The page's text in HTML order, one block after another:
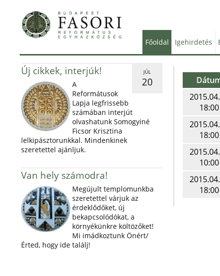
Főoldal Igehirdetés
JÚL
20
Új cikkek, interjúk!
A
Reformátusok
Lapja legfrissebb
számában interjút
olvashatunk Somogyiné
Ficsor Krisztina
lelkipásztorunkkal. Mindenkinek
szeretettel ajánljuk.
Van hely számodra!
Megújult templomunkba
szeretettel várjuk az
érdeklődőket, új
bekapcsolódókat, a
környékünkre költözőket!
Mi imádkoztunk Önért/
Érted, hogy ide találj!
18:00
18:00
10:00
18:00